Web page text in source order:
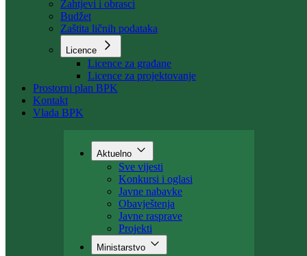
Dokumenti
Zakoni i propisi
Zahtjevi i obrasci
Budžet
Zaštita ličnih podataka
Licence
Vlada BPK
Aktuelno
Sve vijesti
Konkursi i oglasi
Javne nabavke
Obavještenja
Javne rasprave